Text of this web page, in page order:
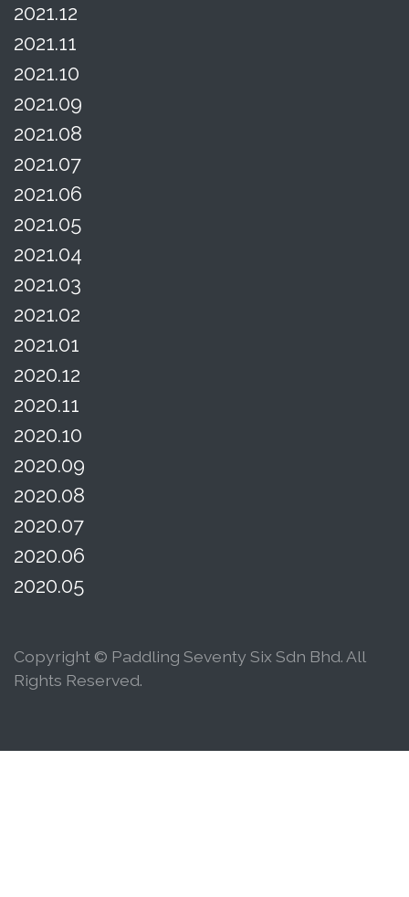
2021.12
2021.11
2021.10
2021.09
2021.08
2021.07
2021.06
2021.05
2021.04
2021.03
2021.02
2021.01
2020.12
2020.11
2020.10
2020.09
2020.08
2020.07
2020.06
2020.05
Copyright © Paddling Seventy Six Sdn Bhd. All
Rights Reserved.